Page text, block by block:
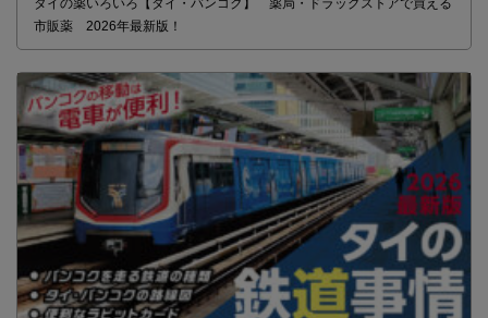
タイの薬いろいろ【タイ・バンコク】 薬局・ドラッグストアで買える
市販薬 2026年最新版！